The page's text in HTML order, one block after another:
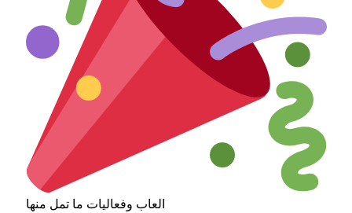
العاب وفعاليات ما تمل منها